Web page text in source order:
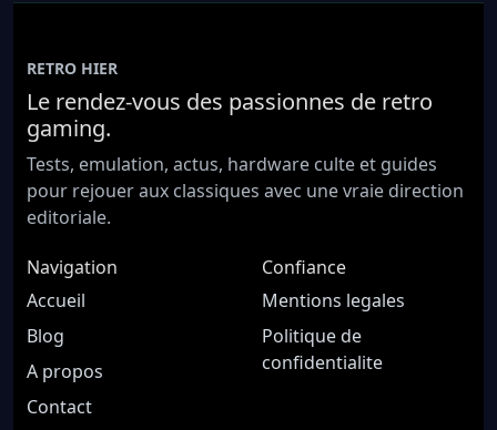
RETRO HIER
Le rendez-vous des passionnes de retro
gaming.
Tests, emulation, actus, hardware culte et guides
pour rejouer aux classiques avec une vraie direction
editoriale.
Navigation
Accueil
Blog
A propos
Contact
Confiance
Mentions legales
Politique de
confidentialite